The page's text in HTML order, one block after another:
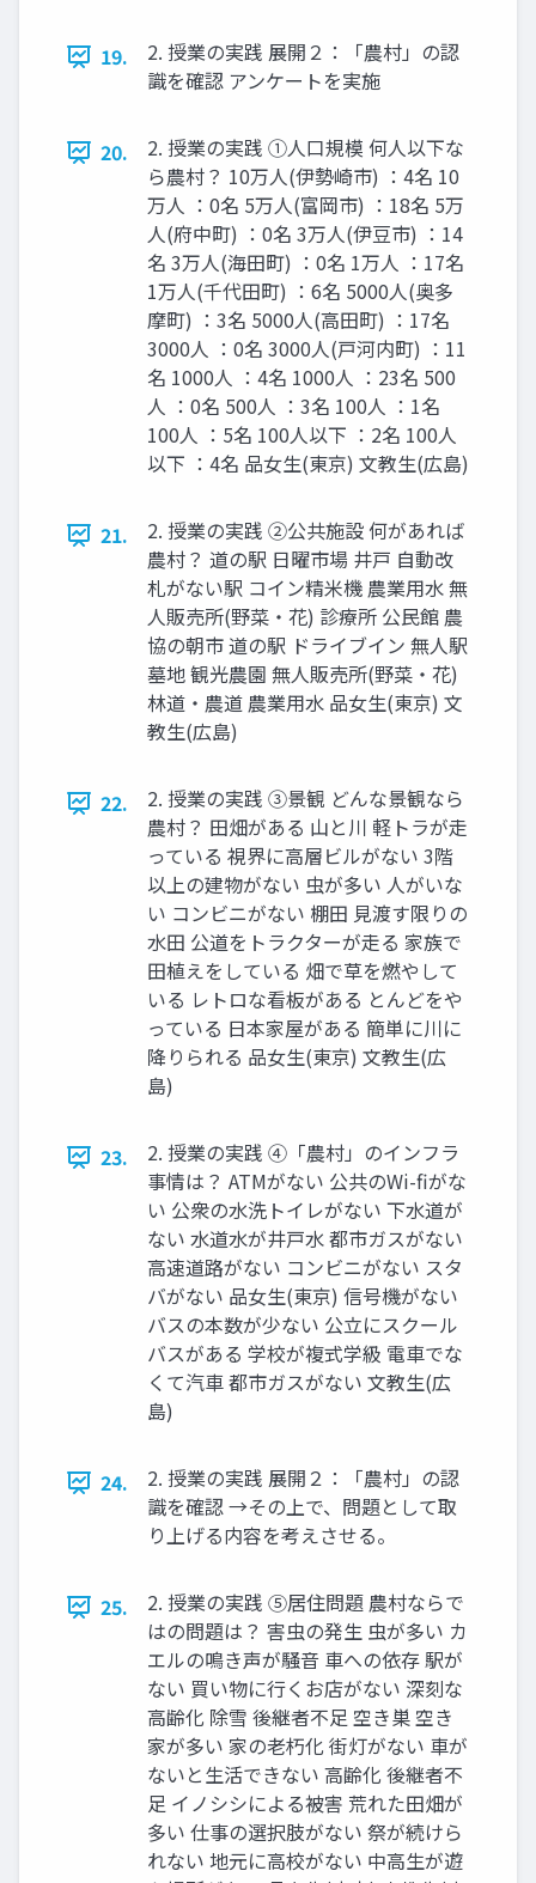
19.
2. 授業の実践 展開２：「農村」の認
識を確認 アンケートを実施
20.
2. 授業の実践 ①人口規模 何人以下な
ら農村？ 10万人(伊勢崎市) ：4名 10
万人 ：0名 5万人(富岡市) ：18名 5万
人(府中町) ：0名 3万人(伊豆市) ：14
名 3万人(海田町) ：0名 1万人 ：17名
1万人(千代田町) ：6名 5000人(奥多
摩町) ：3名 5000人(高田町) ：17名
3000人 ：0名 3000人(戸河内町) ：11
名 1000人 ：4名 1000人 ：23名 500
人 ：0名 500人 ：3名 100人 ：1名
100人 ：5名 100人以下 ：2名 100人
以下 ：4名 品女生(東京) 文教生(広島)
21.
2. 授業の実践 ②公共施設 何があれば
農村？ 道の駅 日曜市場 井戸 自動改
札がない駅 コイン精米機 農業用水 無
人販売所(野菜・花) 診療所 公民館 農
協の朝市 道の駅 ドライブイン 無人駅
墓地 観光農園 無人販売所(野菜・花)
林道・農道 農業用水 品女生(東京) 文
教生(広島)
22.
2. 授業の実践 ③景観 どんな景観なら
農村？ 田畑がある 山と川 軽トラが走
っている 視界に高層ビルがない 3階
以上の建物がない 虫が多い 人がいな
い コンビニがない 棚田 見渡す限りの
水田 公道をトラクターが走る 家族で
田植えをしている 畑で草を燃やして
いる レトロな看板がある とんどをや
っている 日本家屋がある 簡単に川に
降りられる 品女生(東京) 文教生(広
島)
23.
2. 授業の実践 ④「農村」のインフラ
事情は？ ATMがない 公共のWi-ﬁがな
い 公衆の水洗トイレがない 下水道が
ない 水道水が井戸水 都市ガスがない
高速道路がない コンビニがない スタ
バがない 品女生(東京) 信号機がない
バスの本数が少ない 公立にスクール
バスがある 学校が複式学級 電車でな
くて汽車 都市ガスがない 文教生(広
島)
24.
2. 授業の実践 展開２：「農村」の認
識を確認 →その上で、問題として取
り上げる内容を考えさせる。
25.
2. 授業の実践 ⑤居住問題 農村ならで
はの問題は？ 害虫の発生 虫が多い カ
エルの鳴き声が騒音 車への依存 駅が
ない 買い物に行くお店がない 深刻な
高齢化 除雪 後継者不足 空き巣 空き
家が多い 家の老朽化 街灯がない 車が
ないと生活できない 高齢化 後継者不
足 イノシシによる被害 荒れた田畑が
多い 仕事の選択肢がない 祭が続けら
れない 地元に高校がない 中高生が遊